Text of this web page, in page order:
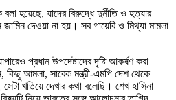
হয়েছে, যাদের বিরুদ্ধে দুর্নীতি ও হত্যার
দেওয়া না হয়। সব গায়েবি ও মিথ্যা মামলা
প্রধান উপদেষ্টাদের দৃষ্টি আকর্ষণ করা
কিছু আমলা, সাবেক মন্ত্রী-এমপি দেশ থেকে
সেটা খতিয়ে দেখার কথা বলেছি। শেখ হাসিনা